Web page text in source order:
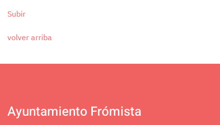
Subir
volver arriba
Ayuntamiento Frómista